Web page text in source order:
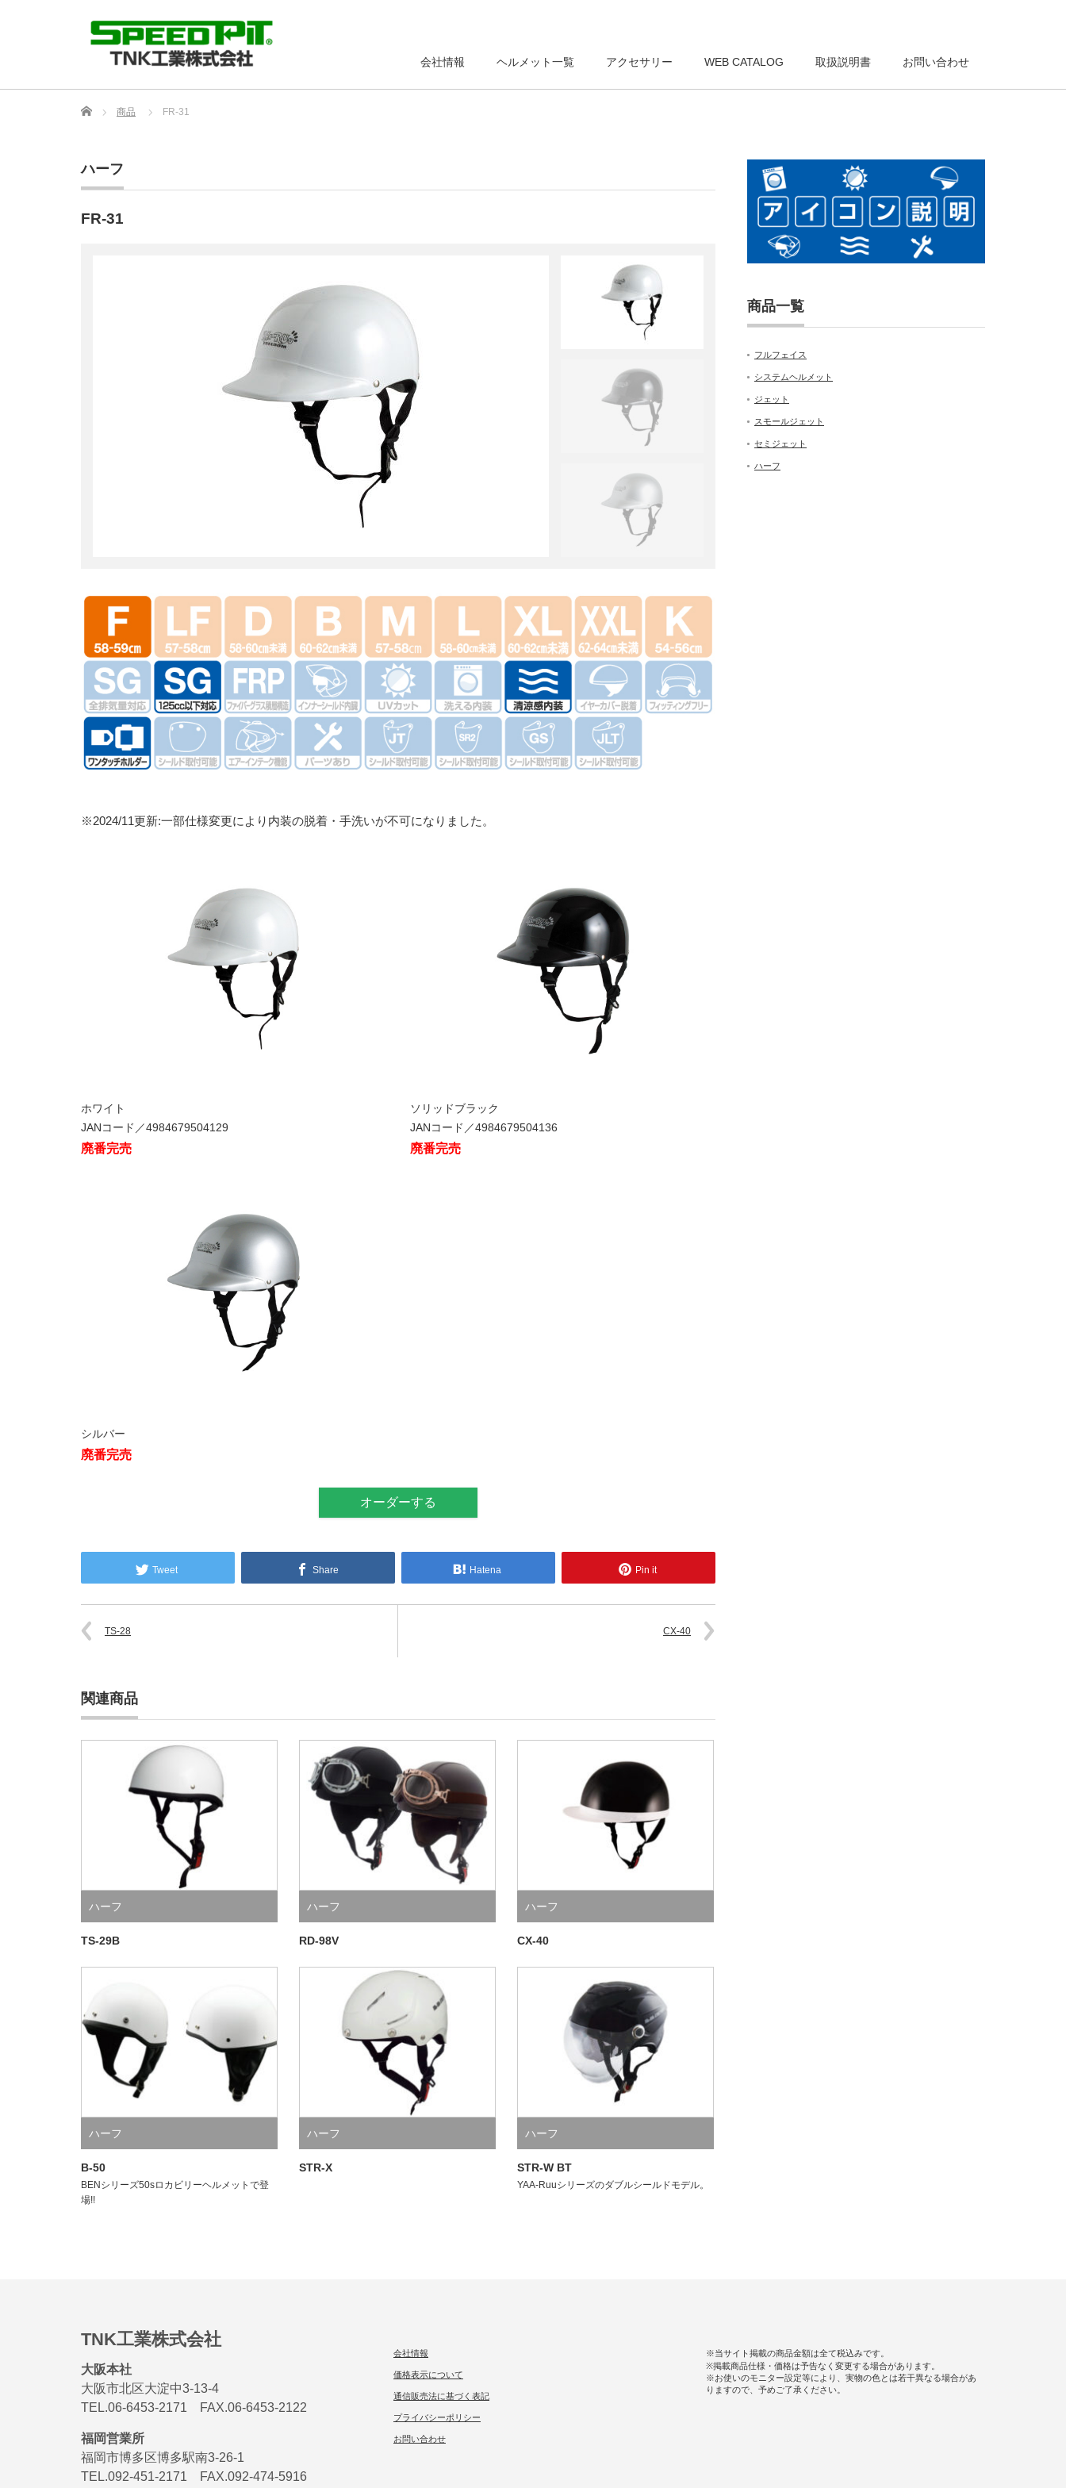
会社情報 ヘルメット一覧 アクセサリー WEB CATALOG 取扱説明書 お問い合わせ
Home 商品 FR-31
ハーフ
FR-31
※2024/11更新:一部仕様変更により内装の脱着・手洗いが不可になりました。
ホワイト
JANコード／4984679504129
廃番完売
ソリッドブラック
JANコード／4984679504136
廃番完売
シルバー
廃番完売
オーダーする
Tweet Share Hatena Pin it
TS-28 CX-40
関連商品
ハーフ
TS-29B
ハーフ
RD-98V
ハーフ
CX-40
ハーフ
B-50
BENシリーズ50sロカビリーヘルメットで登
場!!
ハーフ
STR-X
ハーフ
STR-W BT
YAA-Ruuシリーズのダブルシールドモデル。
商品一覧
フルフェイス
システムヘルメット
ジェット
スモールジェット
セミジェット
ハーフ
TNK工業株式会社
大阪本社
大阪市北区大淀中3-13-4
TEL.06-6453-2171 FAX.06-6453-2122
福岡営業所
福岡市博多区博多駅南3-26-1
TEL.092-451-2171 FAX.092-474-5916
会社情報
価格表示について
通信販売法に基づく表記
プライバシーポリシー
お問い合わせ
※当サイト掲載の商品金額は全て税込みです。
※掲載商品仕様・価格は予告なく変更する場合があります。
※お使いのモニター設定等により、実物の色とは若干異なる場合があ
りますので、予めご了承ください。